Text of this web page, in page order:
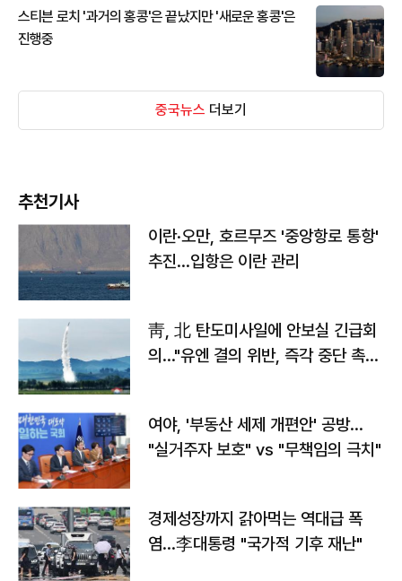
스티븐 로치 '과거의 홍콩'은 끝났지만 '새로운 홍콩'은
진행중
중국뉴스 더보기
추천기사
이란·오만, 호르무즈 '중앙항로 통항'
추진…입항은 이란 관리
靑, 北 탄도미사일에 안보실 긴급회
의…"유엔 결의 위반, 즉각 중단 촉
여야, '부동산 세제 개편안' 공방…
"실거주자 보호" vs "무책임의 극치"
경제성장까지 갉아먹는 역대급 폭
염…李대통령 "국가적 기후 재난"